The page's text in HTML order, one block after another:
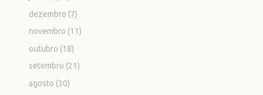
dezembro (7)
novembro (11)
outubro (18)
setembro (21)
agosto (30)